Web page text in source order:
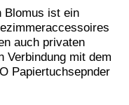
Blomus ist ein
auch privaten
Verbindung mit dem
Papiertuchsepnder